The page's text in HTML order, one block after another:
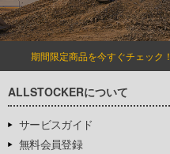
期間限定商品を今すぐチェック！
ALLSTOCKERについて
サービスガイド
無料会員登録